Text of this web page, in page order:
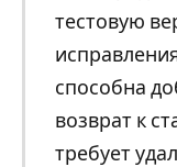
тестовую
способна
возврат к
требует